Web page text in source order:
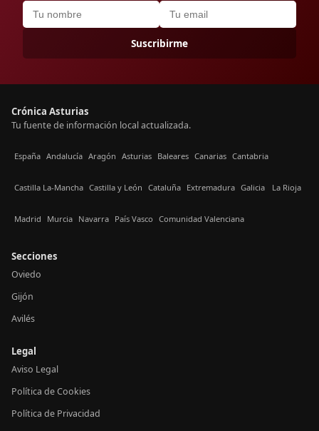
Suscribirme
Crónica Asturias
Tu fuente de información local actualizada.
España Andalucía Aragón Asturias Baleares Canarias Cantabria
Castilla La-Mancha Castilla y León Cataluña Extremadura Galicia La Rioja
Madrid Murcia Navarra País Vasco Comunidad Valenciana
Secciones
Oviedo
Gijón
Avilés
Legal
Aviso Legal
Política de Cookies
Política de Privacidad